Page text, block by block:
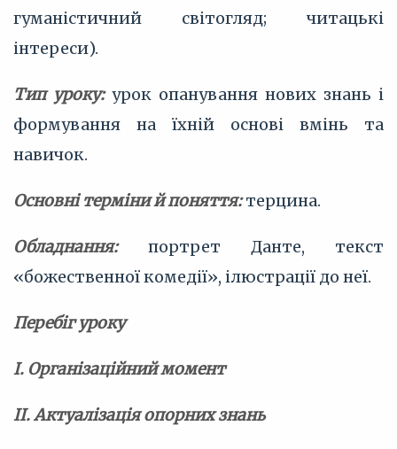
гуманістичний світогляд; читацькі
інтереси).
Тип уроку:урок опанування нових знань і
формування на їхній основі вмінь та
навичок.
Основні терміни й поняття:терцина.
Обладнання:портрет Данте, текст
«божественної комедії», ілюстрації до неї.
Перебіг уроку
І. Організаційний момент
II. Актуалізація опорних знань